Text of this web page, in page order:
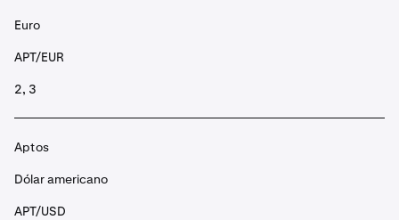
Euro
APT/EUR
2, 3
Aptos
Dólar americano
APT/USD